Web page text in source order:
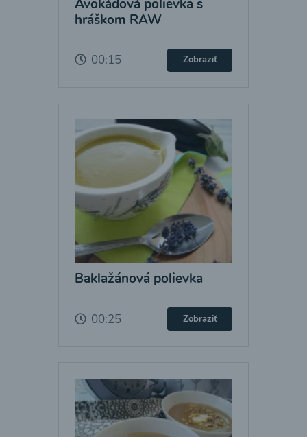
Avokádová polievka s
hráškom RAW
00:15 Zobraziť
Baklažánová polievka
00:25 Zobraziť